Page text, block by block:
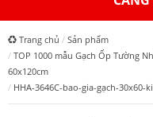
Trang chủ
Sản phẩm
TOP 1000 mẫu Gạch Ốp Tường
60x120cm
HHA-3646C-bao-gia-gạch-30x60-